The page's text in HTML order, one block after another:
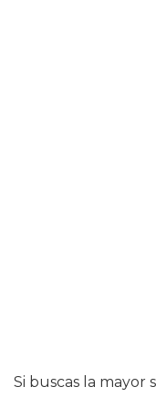
Si buscas la mayor